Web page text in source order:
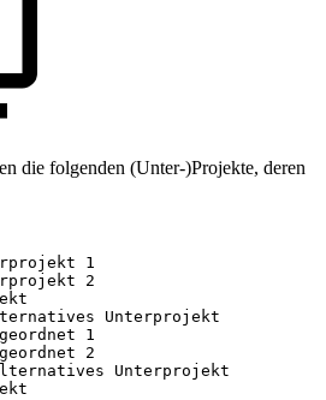
die folgenden (Unter-)Projekte, deren
1
2
Unterprojekt
1
2
Unterprojekt